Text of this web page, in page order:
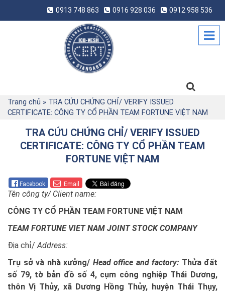
0913 748 863 0916 928 036 0912 958 536
Trang chủ » TRA CỨU CHỨNG CHỈ/ VERIFY ISSUED
CERTIFICATE: CÔNG TY CỔ PHẦN TEAM FORTUNE VIỆT NAM
TRA CỨU CHỨNG CHỈ/ VERIFY ISSUED
CERTIFICATE: CÔNG TY CỔ PHẦN TEAM
FORTUNE VIỆT NAM
Facebook Email
Tên công ty/ Client name:
CÔNG TY CỔ PHẦN TEAM FORTUNE VIỆT NAM
TEAM FORTUNE VIET NAM JOINT STOCK COMPANY
Địa chỉ/ Address:
Trụ sở và nhà xưởng/ Head office and factory: Thửa đất
số 79, tờ bản đồ số 4, cụm công nghiệp Thái Dương,
thôn Vị Thủy, xã Dương Hồng Thủy, huyện Thái Thụy,